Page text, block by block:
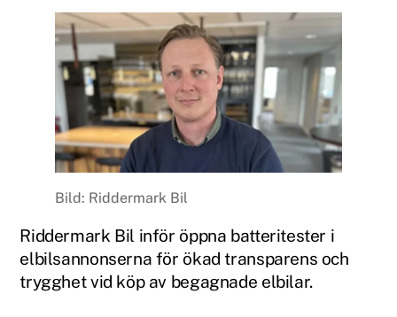
Bild: Riddermark Bil
Riddermark Bil inför öppna batteritester i
elbilsannonserna för ökad transparens och
trygghet vid köp av begagnade elbilar.